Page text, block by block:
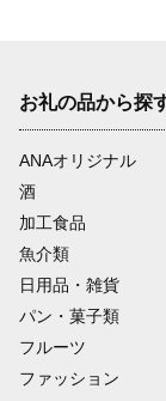
お礼の品から探
ANAオリジナル
酒
加工食品
魚介類
日用品・雑貨
パン・菓子類
フルーツ
ファッション